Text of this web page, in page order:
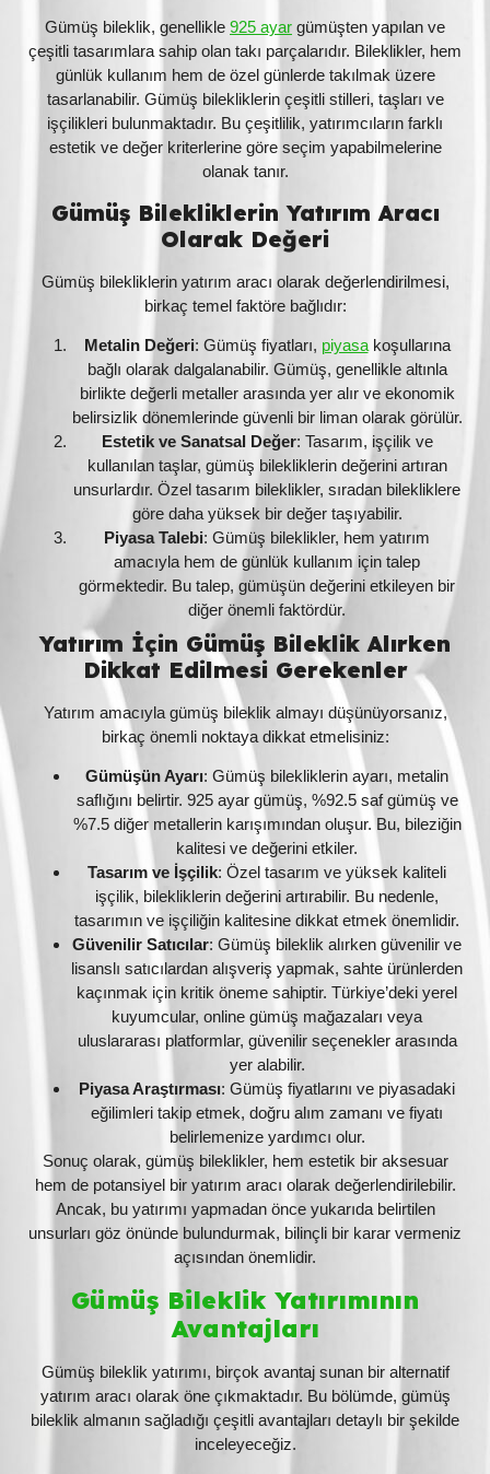
Gümüş bileklik, genellikle 925 ayar gümüşten yapılan ve
çeşitli tasarımlara sahip olan takı parçalarıdır. Bileklikler, hem
günlük kullanım hem de özel günlerde takılmak üzere
tasarlanabilir. Gümüş bilekliklerin çeşitli stilleri, taşları ve
işçilikleri bulunmaktadır. Bu çeşitlilik, yatırımcıların farklı
estetik ve değer kriterlerine göre seçim yapabilmelerine
olanak tanır.
Gümüş Bilekliklerin Yatırım Aracı
Olarak Değeri
Gümüş bilekliklerin yatırım aracı olarak değerlendirilmesi,
birkaç temel faktöre bağlıdır:
Metalin Değeri: Gümüş fiyatları, piyasakoşullarına
bağlı olarak dalgalanabilir. Gümüş, genellikle altınla
birlikte değerli metaller arasında yer alır ve ekonomik
belirsizlik dönemlerinde güvenli bir liman olarak görülür.
Estetik ve Sanatsal Değer: Tasarım, işçilik ve
kullanılan taşlar, gümüş bilekliklerin değerini artıran
unsurlardır. Özel tasarım bileklikler, sıradan bilekliklere
göre daha yüksek bir değer taşıyabilir.
Piyasa Talebi: Gümüş bileklikler, hem yatırım
amacıyla hem de günlük kullanım için talep
görmektedir. Bu talep, gümüşün değerini etkileyen bir
diğer önemli faktördür.
Yatırım İçin Gümüş Bileklik Alırken
Dikkat Edilmesi Gerekenler
Yatırım amacıyla gümüş bileklik almayı düşünüyorsanız,
birkaç önemli noktaya dikkat etmelisiniz:
Gümüşün Ayarı: Gümüş bilekliklerin ayarı, metalin
saflığını belirtir. 925 ayar gümüş, %92.5 saf gümüş ve
%7.5 diğer metallerin karışımından oluşur. Bu, bileziğin
kalitesi ve değerini etkiler.
Tasarım ve İşçilik: Özel tasarım ve yüksek kaliteli
işçilik, bilekliklerin değerini artırabilir. Bu nedenle,
tasarımın ve işçiliğin kalitesine dikkat etmek önemlidir.
Güvenilir Satıcılar: Gümüş bileklik alırken güvenilir ve
lisanslı satıcılardan alışveriş yapmak, sahte ürünlerden
kaçınmak için kritik öneme sahiptir. Türkiye’deki yerel
kuyumcular, online gümüş mağazaları veya
uluslararası platformlar, güvenilir seçenekler arasında
yer alabilir.
Piyasa Araştırması: Gümüş fiyatlarını ve piyasadaki
eğilimleri takip etmek, doğru alım zamanı ve fiyatı
belirlemenize yardımcı olur.
Sonuç olarak, gümüş bileklikler, hem estetik bir aksesuar
hem de potansiyel bir yatırım aracı olarak değerlendirilebilir.
Ancak, bu yatırımı yapmadan önce yukarıda belirtilen
unsurları göz önünde bulundurmak, bilinçli bir karar vermeniz
açısından önemlidir.
Gümüş Bileklik Yatırımının
Avantajları
Gümüş bileklik yatırımı, birçok avantaj sunan bir alternatif
yatırım aracı olarak öne çıkmaktadır. Bu bölümde, gümüş
bileklik almanın sağladığı çeşitli avantajları detaylı bir şekilde
inceleyeceğiz.